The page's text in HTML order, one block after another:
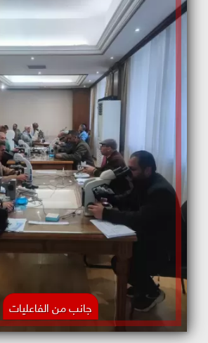
جانب من الفاعليات